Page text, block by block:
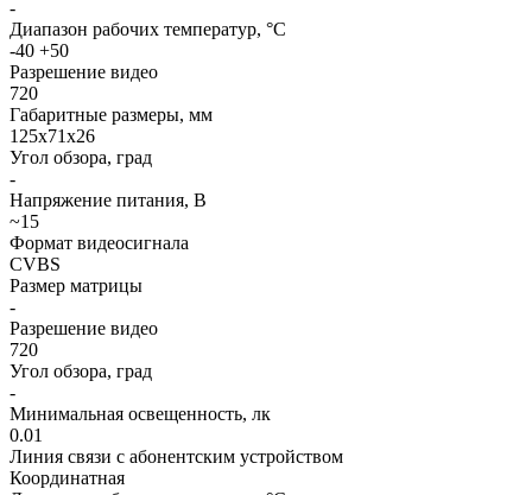
-
Диапазон рабочих температур, °С
-40 +50
Разрешение видео
720
Габаритные размеры, мм
125х71х26
Угол обзора, град
-
Напряжение питания, В
~15
Формат видеосигнала
CVBS
Размер матрицы
-
Разрешение видео
720
Угол обзора, град
-
Минимальная освещенность, лк
0.01
Линия связи с абонентским устройством
Координатная